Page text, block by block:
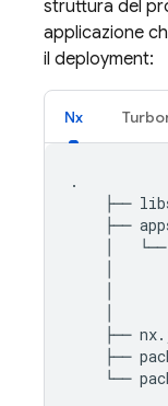
struttura del
applicazione
il deployment:
Nx
.
├──
├──
│
│
│
│
├──
├──